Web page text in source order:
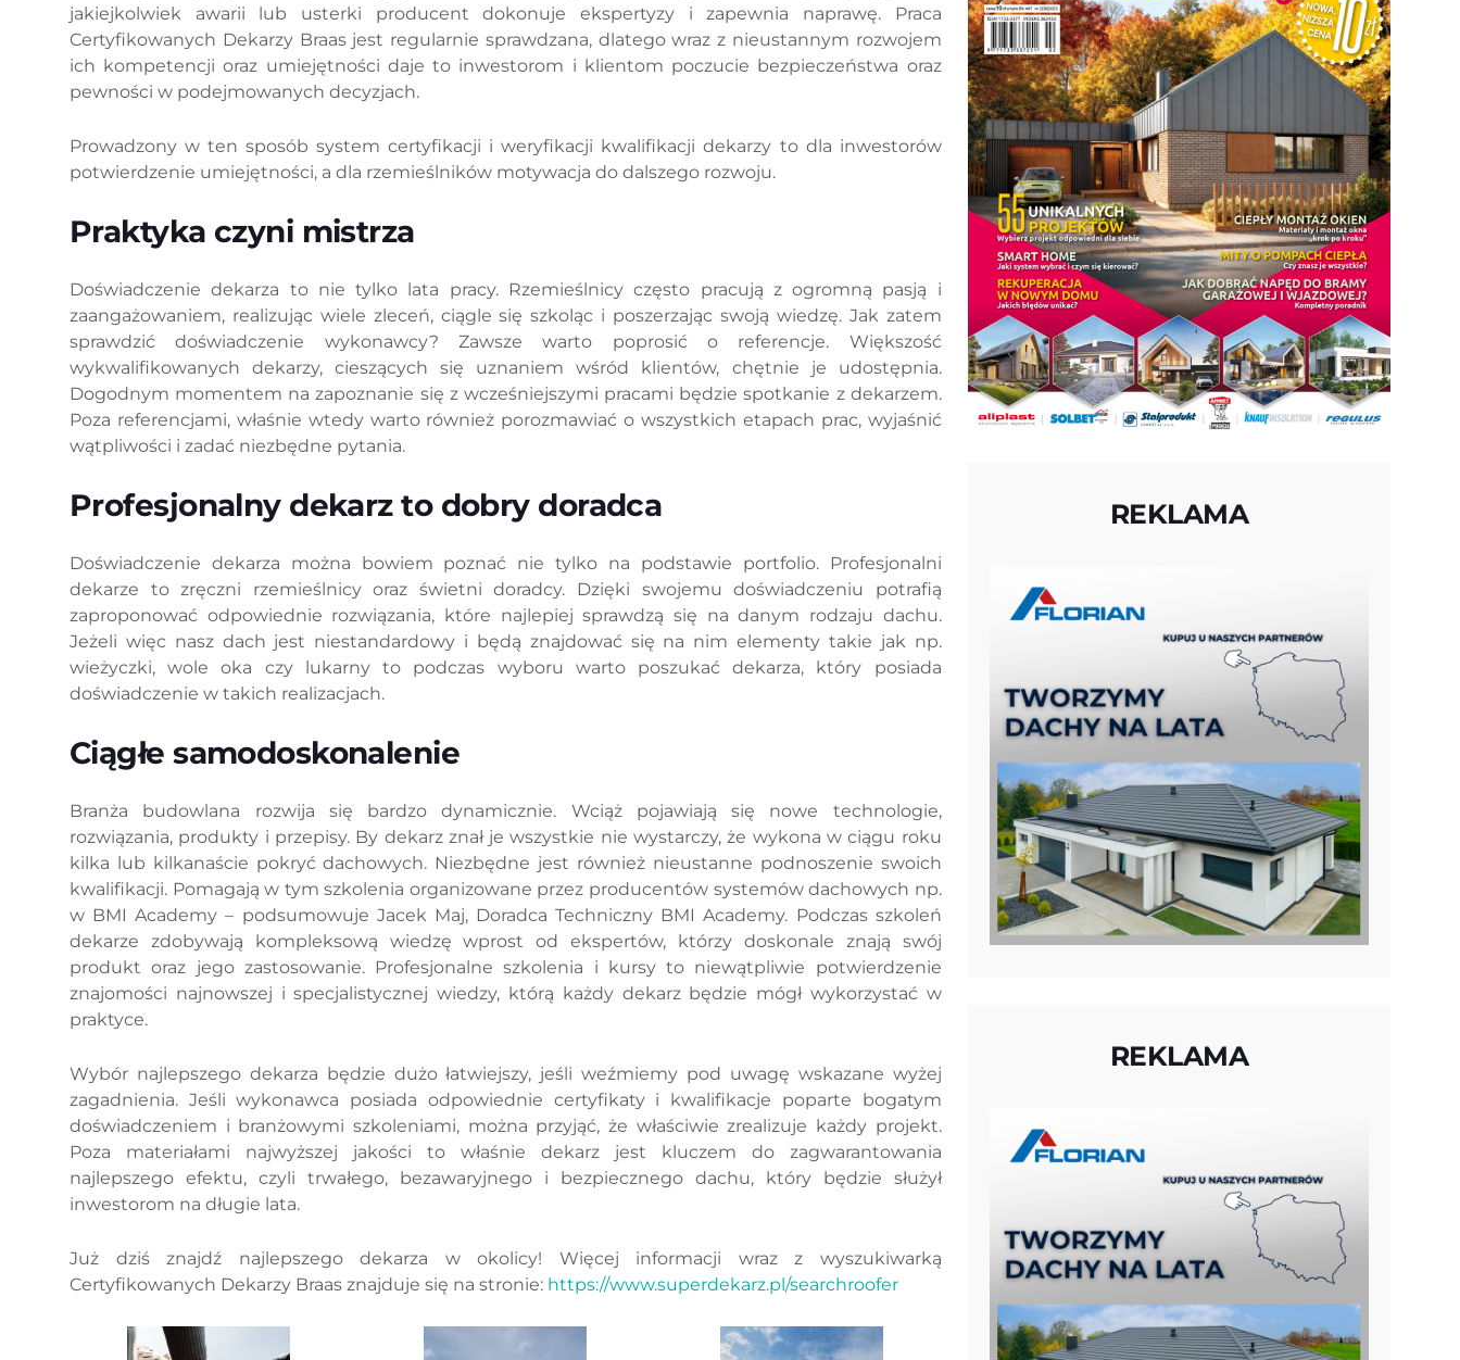
jakiejkolwiek awarii lub usterki producent dokonuje ekspertyzy i zapewnia naprawę. Praca
Certyfikowanych Dekarzy Braas jest regularnie sprawdzana, dlatego wraz z nieustannym rozwojem
ich kompetencji oraz umiejętności daje to inwestorom i klientom poczucie bezpieczeństwa oraz
pewności w podejmowanych decyzjach.
Prowadzony w ten sposób system certyfikacji i weryfikacji kwalifikacji dekarzy to dla inwestorów
potwierdzenie umiejętności, a dla rzemieślników motywacja do dalszego rozwoju.
Praktyka czyni mistrza
Doświadczenie dekarza to nie tylko lata pracy. Rzemieślnicy często pracują z ogromną pasją i
zaangażowaniem, realizując wiele zleceń, ciągle się szkoląc i poszerzając swoją wiedzę. Jak zatem
sprawdzić doświadczenie wykonawcy? Zawsze warto poprosić o referencje. Większość
wykwalifikowanych dekarzy, cieszących się uznaniem wśród klientów, chętnie je udostępnia.
Dogodnym momentem na zapoznanie się z wcześniejszymi pracami będzie spotkanie z dekarzem.
Poza referencjami, właśnie wtedy warto również porozmawiać o wszystkich etapach prac, wyjaśnić
wątpliwości i zadać niezbędne pytania.
Profesjonalny dekarz to dobry doradca
Doświadczenie dekarza można bowiem poznać nie tylko na podstawie portfolio. Profesjonalni
dekarze to zręczni rzemieślnicy oraz świetni doradcy. Dzięki swojemu doświadczeniu potrafią
zaproponować odpowiednie rozwiązania, które najlepiej sprawdzą się na danym rodzaju dachu.
Jeżeli więc nasz dach jest niestandardowy i będą znajdować się na nim elementy takie jak np.
wieżyczki, wole oka czy lukarny to podczas wyboru warto poszukać dekarza, który posiada
doświadczenie w takich realizacjach.
Ciągłe samodoskonalenie
Branża budowlana rozwija się bardzo dynamicznie. Wciąż pojawiają się nowe technologie,
rozwiązania, produkty i przepisy. By dekarz znał je wszystkie nie wystarczy, że wykona w ciągu roku
kilka lub kilkanaście pokryć dachowych. Niezbędne jest również nieustanne podnoszenie swoich
kwalifikacji. Pomagają w tym szkolenia organizowane przez producentów systemów dachowych np.
w BMI Academy – podsumowuje Jacek Maj, Doradca Techniczny BMI Academy. Podczas szkoleń
dekarze zdobywają kompleksową wiedzę wprost od ekspertów, którzy doskonale znają swój
produkt oraz jego zastosowanie. Profesjonalne szkolenia i kursy to niewątpliwie potwierdzenie
znajomości najnowszej i specjalistycznej wiedzy, którą każdy dekarz będzie mógł wykorzystać w
praktyce.
Wybór najlepszego dekarza będzie dużo łatwiejszy, jeśli weźmiemy pod uwagę wskazane wyżej
zagadnienia. Jeśli wykonawca posiada odpowiednie certyfikaty i kwalifikacje poparte bogatym
doświadczeniem i branżowymi szkoleniami, można przyjąć, że właściwie zrealizuje każdy projekt.
Poza materiałami najwyższej jakości to właśnie dekarz jest kluczem do zagwarantowania
najlepszego efektu, czyli trwałego, bezawaryjnego i bezpiecznego dachu, który będzie służył
inwestorom na długie lata.
Już dziś znajdź najlepszego dekarza w okolicy! Więcej informacji wraz z wyszukiwarką
Certyfikowanych Dekarzy Braas znajduje się na stronie: https://www.superdekarz.pl/searchroofer
REKLAMA
REKLAMA